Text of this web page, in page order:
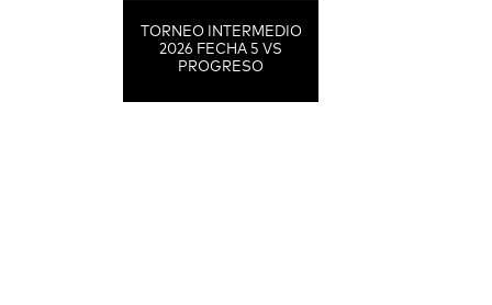
TORNEO INTERMEDIO
2026 FECHA 5 VS
PROGRESO